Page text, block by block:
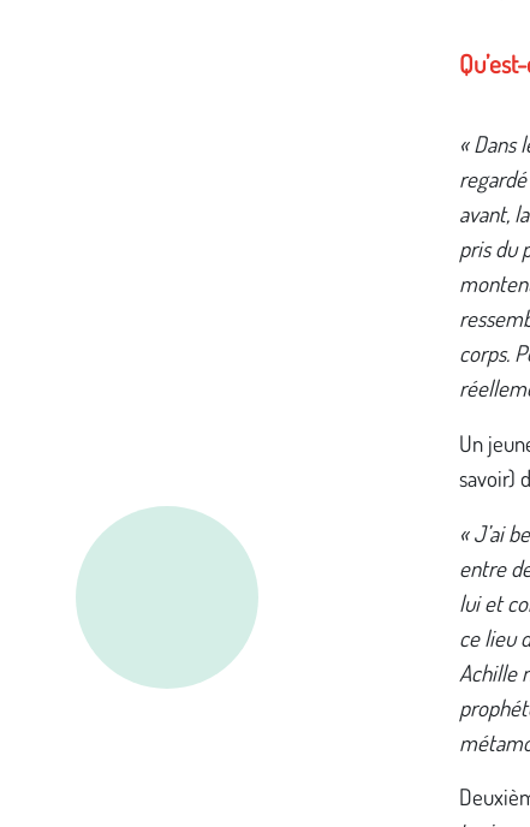
« Dans
avant,
pris du
corps.
Un
savoir)
« J’ai
entre
lui et
ce lieu
Achille